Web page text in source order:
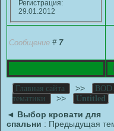
Регистрация:
29.01.2012
Сообщение # 7
Главная сайта >>
тематики
>> Untitled
◄ Выбор кровати для
спальни : Предыдущая